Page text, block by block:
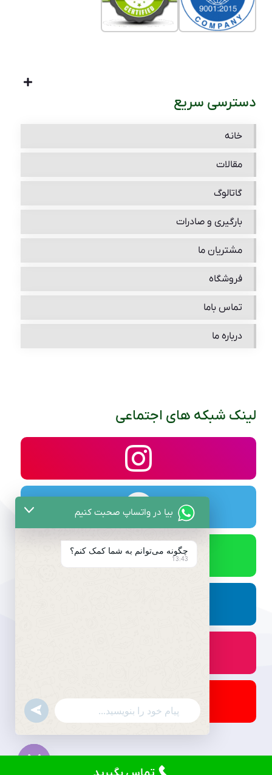
دسترسی سریع
خانه
مقالات
گاتالوگ
بارگیری و صادرات
مشتریان ما
فروشگاه
تماس باما
درباره ما
لینک شبکه های اجتماعی
بیا در واتساپ صحبت کنیم
چگونه می‌توانم به شما کمک کنم؟
13:43
WhatsApp
Message
undefined